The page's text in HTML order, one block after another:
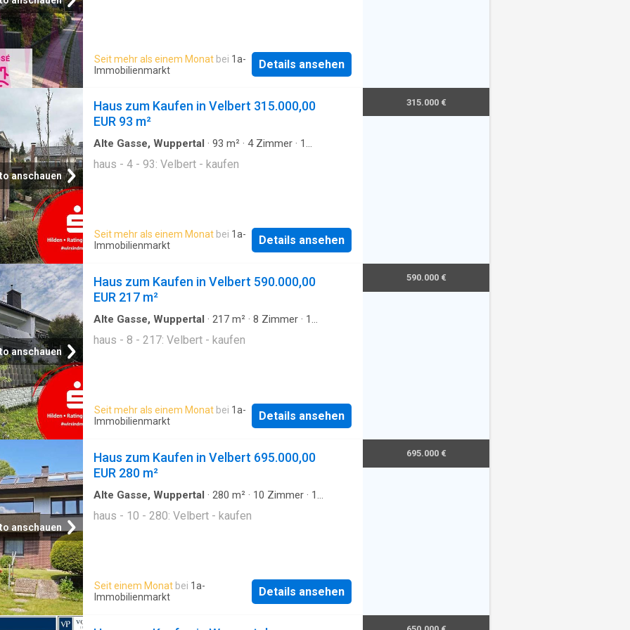
Seit mehr als einem Monat bei 1a-
Immobilienmarkt
Details ansehen
anschauen
Haus zum Kaufen in Velbert 315.000,00
EUR 93 m²
Alte Gasse, Wuppertal · 93 m² · 4Zimmer · 1
haus - 4 - 93: Velbert - kaufen
Seit mehr als einem Monat bei 1a-
Immobilienmarkt
Details ansehen
315.000 €
anschauen
Haus zum Kaufen in Velbert 590.000,00
EUR 217 m²
Alte Gasse, Wuppertal · 217 m² · 8 Zimmer · 1
haus - 8 - 217: Velbert - kaufen
Seit mehr als einem Monat bei 1a-
Immobilienmarkt
Details ansehen
590.000 €
anschauen
Haus zum Kaufen in Velbert 695.000,00
EUR 280 m²
Alte Gasse, Wuppertal · 280 m² · 10 Zimmer · 1
haus - 10 - 280: Velbert - kaufen
Seit einem Monat bei 1a-
Immobilienmarkt
Details ansehen
695.000 €